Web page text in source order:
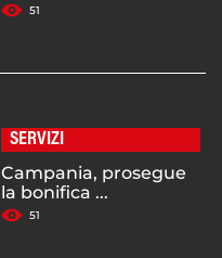
51
SERVIZI
Campania, prosegue
la bonifica ...
51